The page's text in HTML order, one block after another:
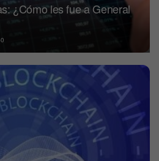
¿Cómo les fue a General